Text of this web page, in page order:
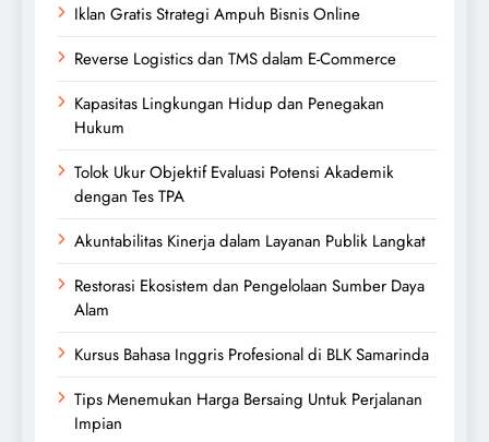
Iklan Gratis Strategi Ampuh Bisnis Online
Reverse Logistics dan TMS dalam E-Commerce
Kapasitas Lingkungan Hidup dan Penegakan
Hukum
Tolok Ukur Objektif Evaluasi Potensi Akademik
dengan Tes TPA
Akuntabilitas Kinerja dalam Layanan Publik Langkat
Restorasi Ekosistem dan Pengelolaan Sumber Daya
Alam
Kursus Bahasa Inggris Profesional di BLK Samarinda
Tips Menemukan Harga Bersaing Untuk Perjalanan
Impian